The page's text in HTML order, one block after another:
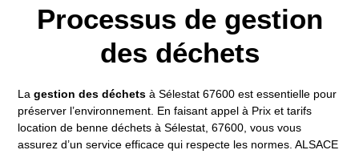
Processus de gestion
des déchets
Lagestion des déchets à Sélestat 67600 est essentielle pour
préserver l’environnement. En faisant appel à Prix et tarifs
location de benne déchets à Sélestat, 67600 , vous vous
assurez d’un service efficace qui respecte les normes. ALSACE